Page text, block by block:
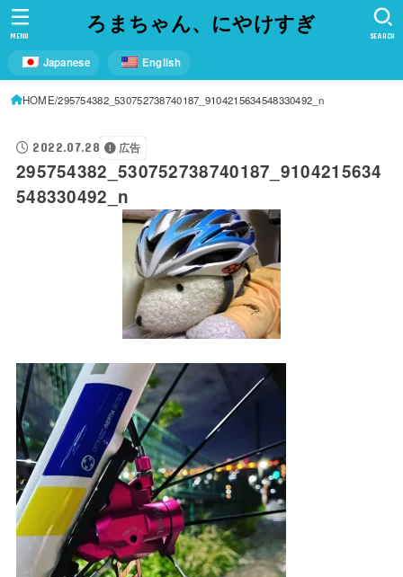
ろまちゃん、にやけすぎ
Japanese English
SEARCH
MENU
HOME 295754382_530752738740187_9104215634548330492_n
2022.07.28 広告
295754382_530752738740187_9104215634
548330492_n